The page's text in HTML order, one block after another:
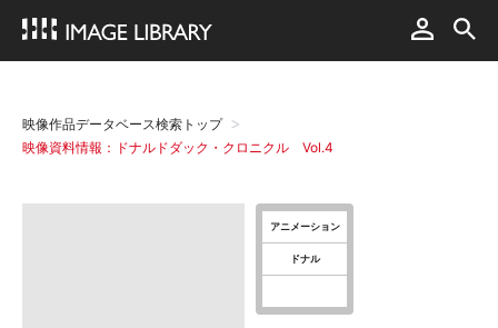
映像作品データベース検索トップ
映像資料情報：ドナルドダック・クロニクル Vol.4
アニメーション
ドナル